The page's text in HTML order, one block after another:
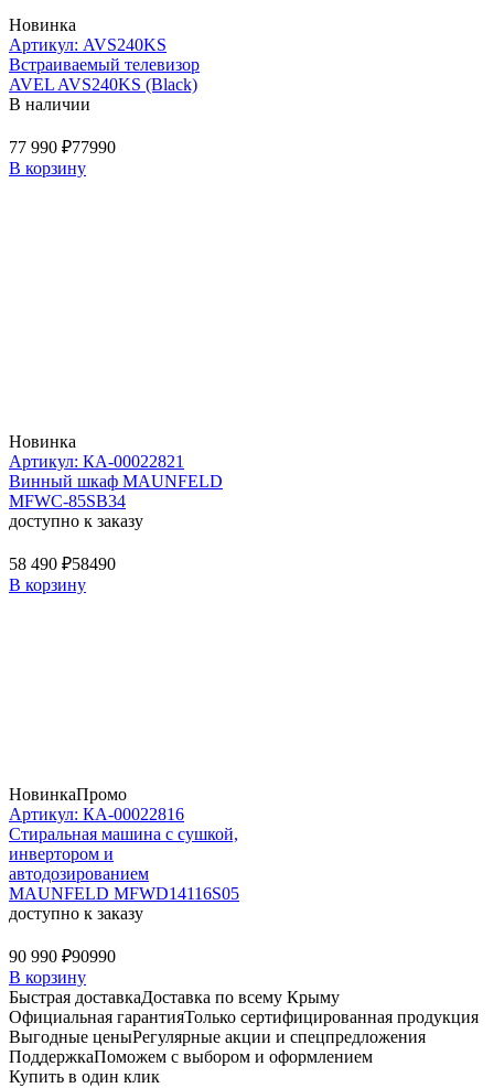
Новинка
Артикул: AVS240KS
Встраиваемый телевизор
AVEL AVS240KS (Black)
В наличии
77 990 ₽77990
В корзину
Новинка
Артикул: КА-00022821
Винный шкаф MAUNFELD
MFWC-85SB34
доступно к заказу
58 490 ₽58490
В корзину
НовинкаПромо
Артикул: КА-00022816
Стиральная машина c сушкой,
инвертором и
автодозированием
MAUNFELD MFWD14116S05
доступно к заказу
90 990 ₽90990
В корзину
Быстрая доставкаДоставка по всему Крыму
Официальная гарантияТолько сертифицированная продукция
Выгодные ценыРегулярные акции и спецпредложения
ПоддержкаПоможем с выбором и оформлением
Купить в один клик